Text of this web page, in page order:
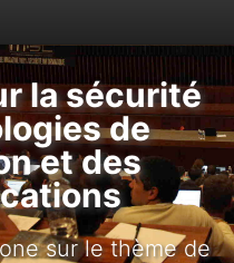
la sécurité
de
et des
sur le thème de